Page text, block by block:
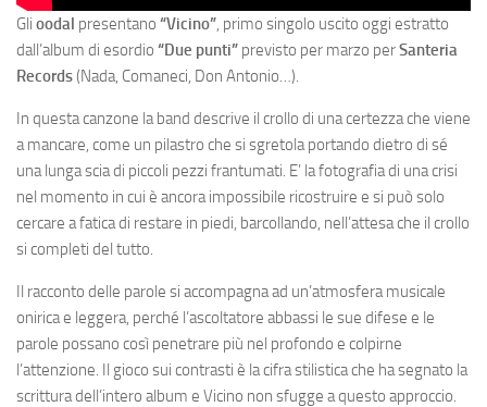
Gli oodal presentano “Vicino”, primo singolo uscito oggi estratto
dall’album di esordio “Due punti” previsto per marzo perSanteria
Records(Nada, Comaneci, Don Antonio…).
In questa canzone la band descrive il crollo di una certezza che viene
a mancare, come un pilastro che si sgretola portando dietro di sé
una lunga scia di piccoli pezzi frantumati. E’ la fotografia di una crisi
nel momento in cui è ancora impossibile ricostruire e si può solo
cercare a fatica di restare in piedi, barcollando, nell’attesa che il crollo
si completi del tutto.
Il racconto delle parole si accompagna ad un’atmosfera musicale
onirica e leggera, perché l’ascoltatore abbassi le sue difese e le
parole possano così penetrare più nel profondo e colpirne
l’attenzione. Il gioco sui contrasti è la cifra stilistica che ha segnato la
scrittura dell’intero album e Vicino non sfugge a questo approccio.